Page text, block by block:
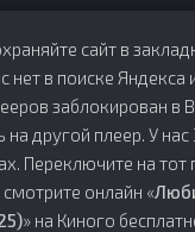
сайт в
нет в поиске Яндекса
заблокирован в
другой плеер. У нас
Переключите на тот
онлайн «
» на Киного